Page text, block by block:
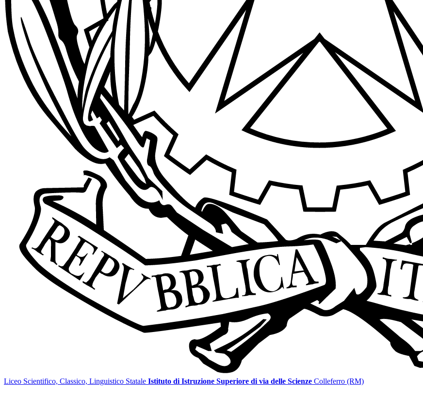
Liceo Scientifico, Classico, Linguistico Statale Istituto di Istruzione Superiore di via delle Scienze Colleferro (RM)